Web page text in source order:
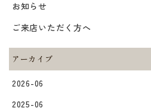
お知らせ
ご来店いただく方へ
アーカイブ
2026-06
2025-06